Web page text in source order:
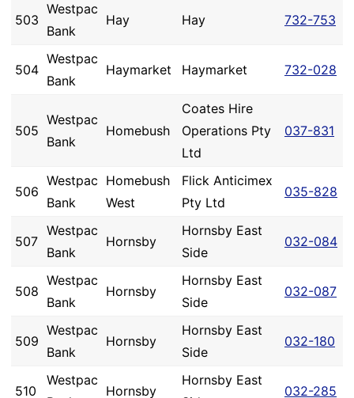
503
Westpac
Bank
Hay Hay 732-753
504
Westpac
Bank
Haymarket Haymarket 732-028
505
Westpac
Bank
Homebush
Coates Hire
Operations Pty
Ltd
037-831
506
Westpac
Bank
Homebush
West
Flick Anticimex
Pty Ltd
035-828
507
Westpac
Bank
Hornsby
Hornsby East
Side
032-084
508
Westpac
Bank
Hornsby
Hornsby East
Side
032-087
509
Westpac
Bank
Hornsby
Hornsby East
Side
032-180
510
Westpac
Hornsby
Hornsby East
032-285